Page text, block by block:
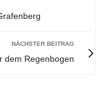
NÄCHSTER BEITRAG
dem Regenbogen